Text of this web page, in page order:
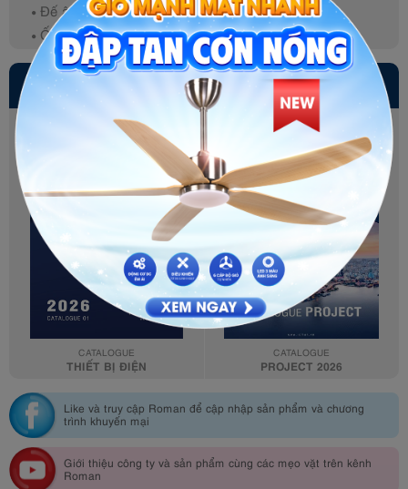
Đế âm - Đế nổi
Ống luồn PVC
DOWNLOAD CATALOGUE
CATALOGUE
THIẾT BỊ ĐIỆN
CATALOGUE
PROJECT 2026
Like và truy cập Roman để cập nhập sản phẩm và chương
trình khuyến mại
Giới thiệu công ty và sản phẩm cùng các mẹo vặt trên kênh
Roman